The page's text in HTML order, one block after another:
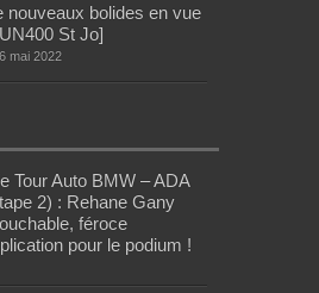
nouveaux bolides en vue
St Jo]
6 mai 2022
Tour Auto BMW – ADA
2) : Rehane Gany
féroce
pour le podium !